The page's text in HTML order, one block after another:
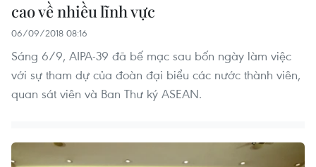
cao về nhiều lĩnh vực
06/09/2018 08:16
Sáng 6/9, AIPA-39 đã bế mạc sau bốn ngày làm việc
với sự tham dự của đoàn đại biểu các nước thành viên,
quan sát viên và Ban Thư ký ASEAN.